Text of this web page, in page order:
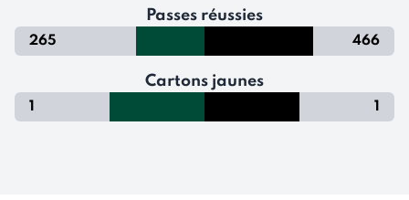
Passes réussies
265 466
Cartons jaunes
1 1